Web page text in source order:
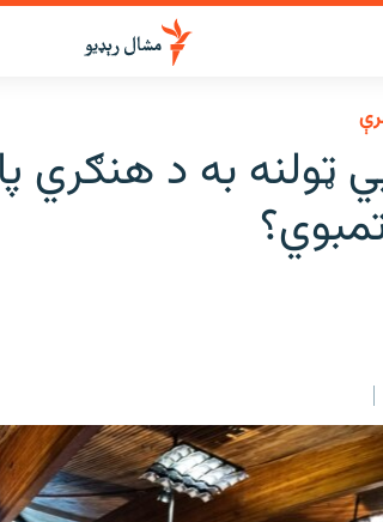
ټولنه به د هنګري